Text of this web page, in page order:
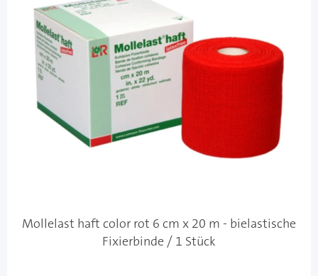
Mollelast haft color rot 6 cm x 20 m - bielastische
Fixierbinde / 1 Stück